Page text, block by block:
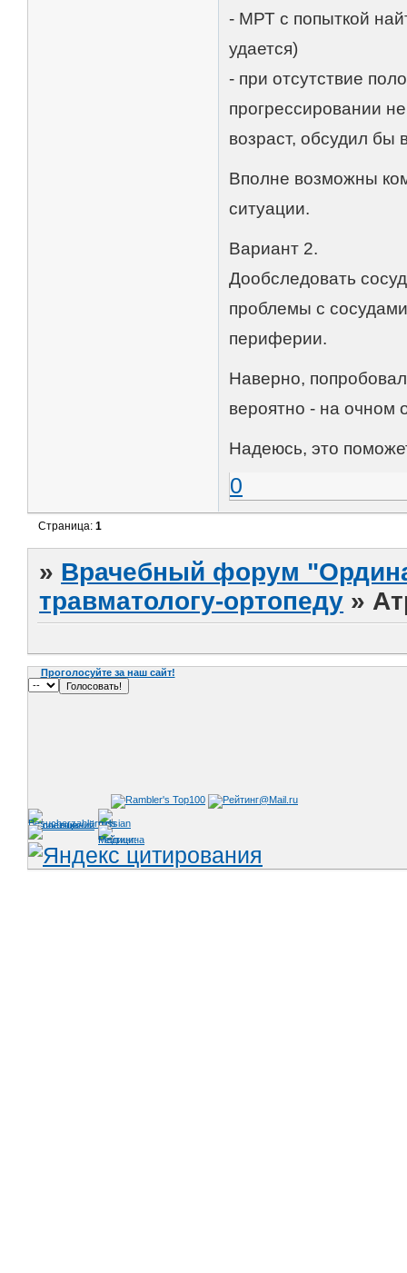
- МРТ с попыткой
удается)
- при отсутствие
прогрессировании
возраст, обсудил
Вполне возможны
ситуации.
Вариант 2.
Дообследовать
проблемы с
периферии.
Наверно,
вероятно - на очном
Надеюсь, это
0
Страница:1
» Врачебный форум
травматологу-ортопеду »
Проголосуйте за наш сайт!